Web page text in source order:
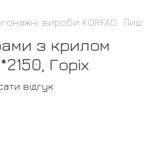
вироби KORFAD
з крилом
Горіх
відгук